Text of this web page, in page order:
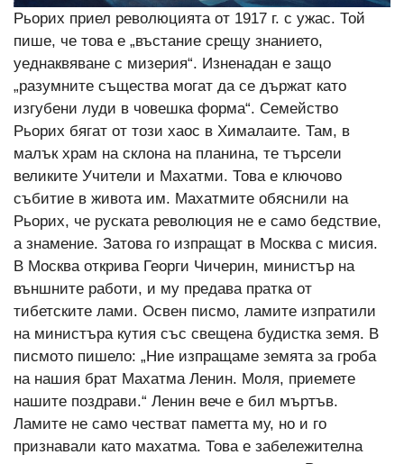
Рьорих приел революцията от 1917 г. с ужас. Той
пише, че това е „въстание срещу знанието,
уеднаквяване с мизерия“. Изненадан е защо
„разумните същества могат да се държат като
изгубени луди в човешка форма“. Семейство
Рьорих бягат от този хаос в Хималаите. Там, в
малък храм на склона на планина, те търсели
великите Учители и Махатми. Това е ключово
събитие в живота им. Махатмите обяснили на
Рьорих, че руската революция не е само бедствие,
а знамение. Затова го изпращат в Москва с мисия.
В Москва открива Георги Чичерин, министър на
външните работи, и му предава пратка от
тибетските лами. Освен писмо, ламите изпратили
на министъра кутия със свещена будистка земя. В
писмото пишело: „Ние изпращаме земята за гроба
на нашия брат Махатма Ленин. Моля, приемете
нашите поздрави.“ Ленин вече е бил мъртъв.
Ламите не само честват паметта му, но и го
признавали като махатма. Това е забележителна